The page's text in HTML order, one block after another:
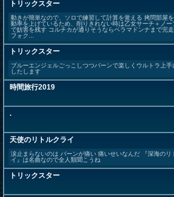
トリックスター
動きが簡単なので、ソロで練習して計算を覚える 拷問部屋
動率を上げているため、削りきれない時は乙女サーチ＋ノー
で妨害を残す コルチカが通りそうならベラマドンナまで完走
フォク...
トリックスター
ブルーエンジェルごっこしつつバーンで楽しくウルトラ上手
したします
時間旅行2019
.
天使のリトルクライ
涙止まらないのは バーンが痛い 痛いせいなんだ 『深海のリ
イ』は名曲なので全人類聞こうね
トリックスター